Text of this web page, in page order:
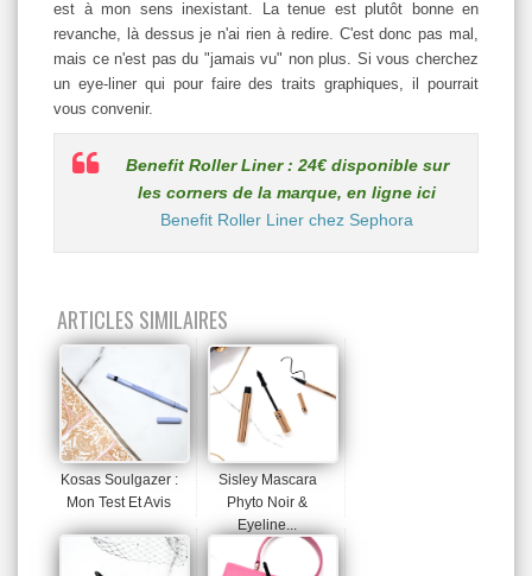
est à mon sens inexistant. La tenue est plutôt bonne en
revanche, là dessus je n'ai rien à redire. C'est donc pas mal,
mais ce n'est pas du "jamais vu" non plus. Si vous cherchez
un eye-liner qui pour faire des traits graphiques, il pourrait
vous convenir.
Benefit Roller Liner : 24€ disponible sur
les corners de la marque, en ligne ici
Benefit Roller Liner chez Sephora
ARTICLES SIMILAIRES
Kosas Soulgazer :
Mon Test Et Avis
Sisley Mascara
Phyto Noir &
Eyeline...